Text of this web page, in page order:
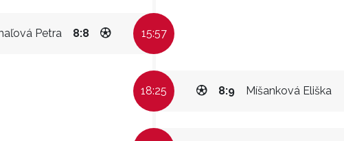
Petra 8:8 15:57
18:25 Míšanková Eliška
8:9